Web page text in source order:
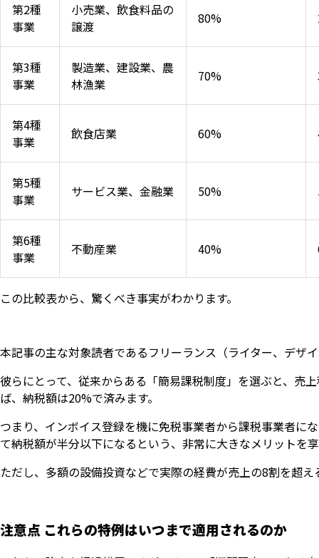
第2種
事業
小売業、飲食料品の
譲渡
80%
第3種
事業
製造業、建設業、農
林漁業
70%
第4種
事業
飲食店業 60%
第5種
事業
サービス業、金融業 50%
第6種
事業
不動産業 40%
この比較表から、驚くべき事実がわかります。
本記事の主な対象読者であるフリーランス（ライター、デザ
彼らにとって、従来からある「簡易課税制度」を選ぶと、売
ば、納税額は20%で済みます。
つまり、インボイス登録を機に免税事業者から課税事業者に
て納税額が半分以下になるという、非常に大きなメリットを
ただし、多額の設備投資などで実際の経費が売上の8割を超
注意点 これらの特例はいつまで適用されるのか